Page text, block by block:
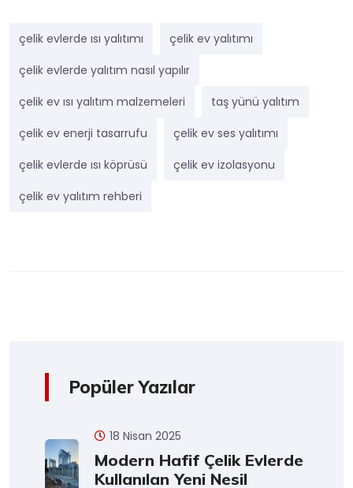
çelik evlerde ısı yalıtımı
çelik ev yalıtımı
çelik evlerde yalıtım nasıl yapılır
çelik ev ısı yalıtım malzemeleri
taş yünü yalıtım
çelik ev enerji tasarrufu
çelik ev ses yalıtımı
çelik evlerde ısı köprüsü
çelik ev izolasyonu
çelik ev yalıtım rehberi
Popüler Yazılar
18 Nisan 2025
Modern Hafif Çelik Evlerde
Kullanılan Yeni Nesil